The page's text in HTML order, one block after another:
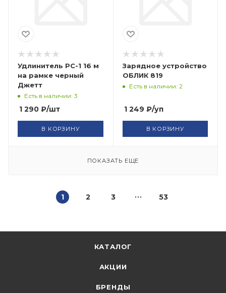
Удлинитель РС-1 16 м
на рамке черный
Джетт
Есть в наличии: 3
1 290 ₽/шт
В КОРЗИНУ
Зарядное устройство
ОБЛИК 819
Есть в наличии: 2
1 249 ₽/уп
В КОРЗИНУ
ПОКАЗАТЬ ЕЩЕ
1 2 3 53
КАТАЛОГ
АКЦИИ
БРЕНДЫ